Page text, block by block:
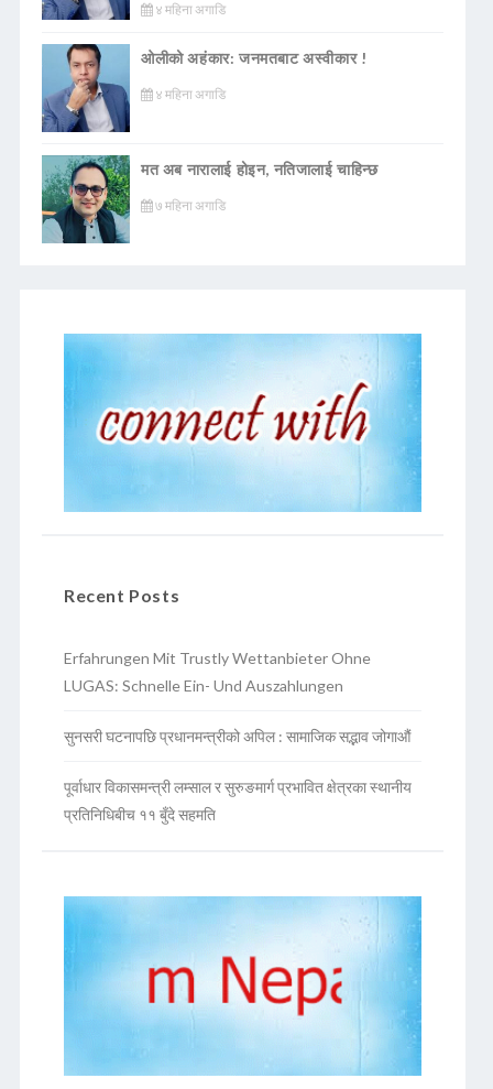
४ महिना अगाडि
ओलीको अहंकार: जनमतबाट अस्वीकार !
४ महिना अगाडि
मत अब नारालाई होइन, नतिजालाई चाहिन्छ
७ महिना अगाडि
Recent Posts
Erfahrungen Mit Trustly Wettanbieter Ohne
LUGAS: Schnelle Ein- Und Auszahlungen
सुनसरी घटनापछि प्रधानमन्त्रीको अपिल : सामाजिक सद्भाव जोगाऔं
पूर्वाधार विकासमन्त्री लम्साल र सुरुङमार्ग प्रभावित क्षेत्रका स्थानीय
प्रतिनिधिबीच ११ बुँदे सहमति